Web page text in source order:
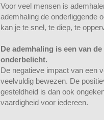
Voor veel mensen is
ademhaling de onderliggende
kan je te snel, te diep, te
De ademhaling is een van
onderbelicht.
De negatieve impact van een
veelvuldig bewezen. De
gesteldheid is dan ook
vaardigheid voor iedereen.